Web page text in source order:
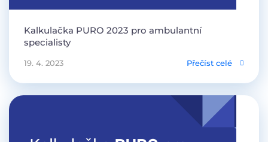
Kalkulačka PURO 2023 pro ambulantní
specialisty
19. 4. 2023 Přečíst celé